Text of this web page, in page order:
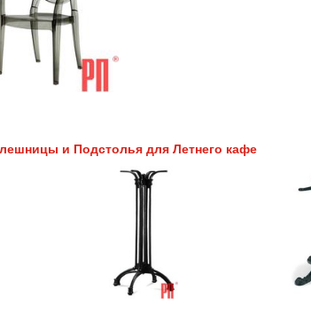
и Подстолья для Летнего кафе